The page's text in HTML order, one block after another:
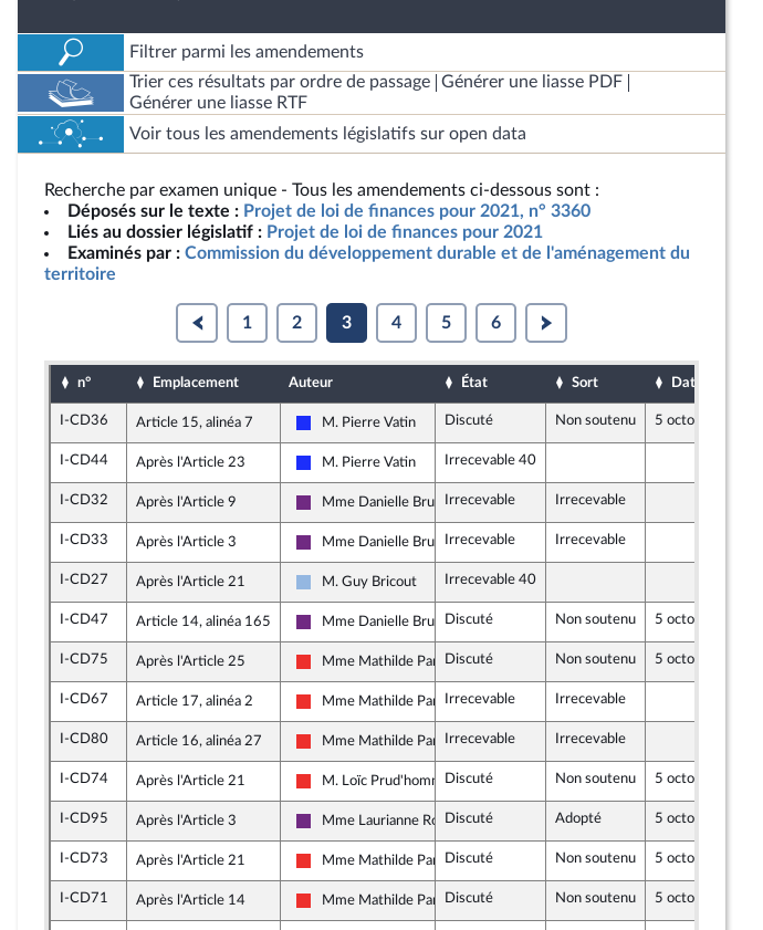
Filtrer parmi les amendements
Trier ces résultats par ordre de passage
Générer une liasse PDF
Générer une liasse RTF
Voir tous les amendements législatifs sur open data
Recherche par examen unique - Tous les amendements ci-dessous sont :
Déposés sur le texte : Projet de loi de finances pour 2021, n° 3360
Liés au dossier législatif : Projet de loi de finances pour 2021
Examinés par : Commission du développement durable et de l'aménagement du
territoire
1 2 3 4 5 6
n° Emplacement Auteur État Sort Date d'examen
I-CD36 Article 15, alinéa 7
Les Républicains
M. Pierre Vatin Discuté Non soutenu 5 octobre 2020
I-CD44 Après l'Article 23
Les Républicains
M. Pierre Vatin Irrecevable 40
I-CD32 Après l'Article 9
La République en Marche
Mme Danielle BruleboisIrrecevable Irrecevable
I-CD33 Après l'Article 3
La République en Marche
Mme Danielle BruleboisIrrecevable Irrecevable
I-CD27 Après l'Article 21
UDI et Indépendants
M. Guy Bricout Irrecevable 40
I-CD47 Article 14, alinéa 165
La République en Marche
Mme Danielle BruleboisDiscuté Non soutenu 5 octobre 2020
I-CD75 Après l'Article 25
La France insoumise
Mme Mathilde PanotDiscuté Non soutenu 5 octobre 2020
I-CD67 Article 17, alinéa 2
La France insoumise
Mme Mathilde PanotIrrecevable Irrecevable
I-CD80 Article 16, alinéa 27
La France insoumise
Mme Mathilde PanotIrrecevable Irrecevable
I-CD74 Après l'Article 21
La France insoumise
M. Loïc Prud'hommeDiscuté Non soutenu 5 octobre 2020
I-CD95 Après l'Article 3
La République en Marche
Mme Laurianne RossiDiscuté Adopté 5 octobre 2020
I-CD73 Après l'Article 21
La France insoumise
Mme Mathilde PanotDiscuté Non soutenu 5 octobre 2020
I-CD71 Après l'Article 14
La France insoumise
Mme Mathilde PanotDiscuté Non soutenu 5 octobre 2020